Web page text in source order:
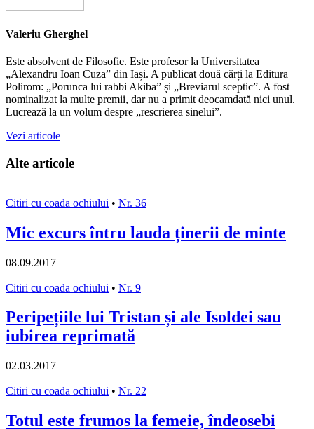
Valeriu Gherghel
Este absolvent de Filosofie. Este profesor la Universitatea
„Alexandru Ioan Cuza” din Iași. A publicat două cărți la Editura
Polirom: „Porunca lui rabbi Akiba” și „Breviarul sceptic”. A fost
nominalizat la multe premii, dar nu a primit deocamdată nici unul.
Lucrează la un volum despre „rescrierea sinelui”.
Vezi articole
Alte articole
Citiri cu coada ochiului • Nr. 36
Mic excurs întru lauda ținerii de minte
08.09.2017
Citiri cu coada ochiului • Nr. 9
Peripețiile lui Tristan și ale Isoldei sau
iubirea reprimată
02.03.2017
Citiri cu coada ochiului • Nr. 22
Totul este frumos la femeie, îndeosebi